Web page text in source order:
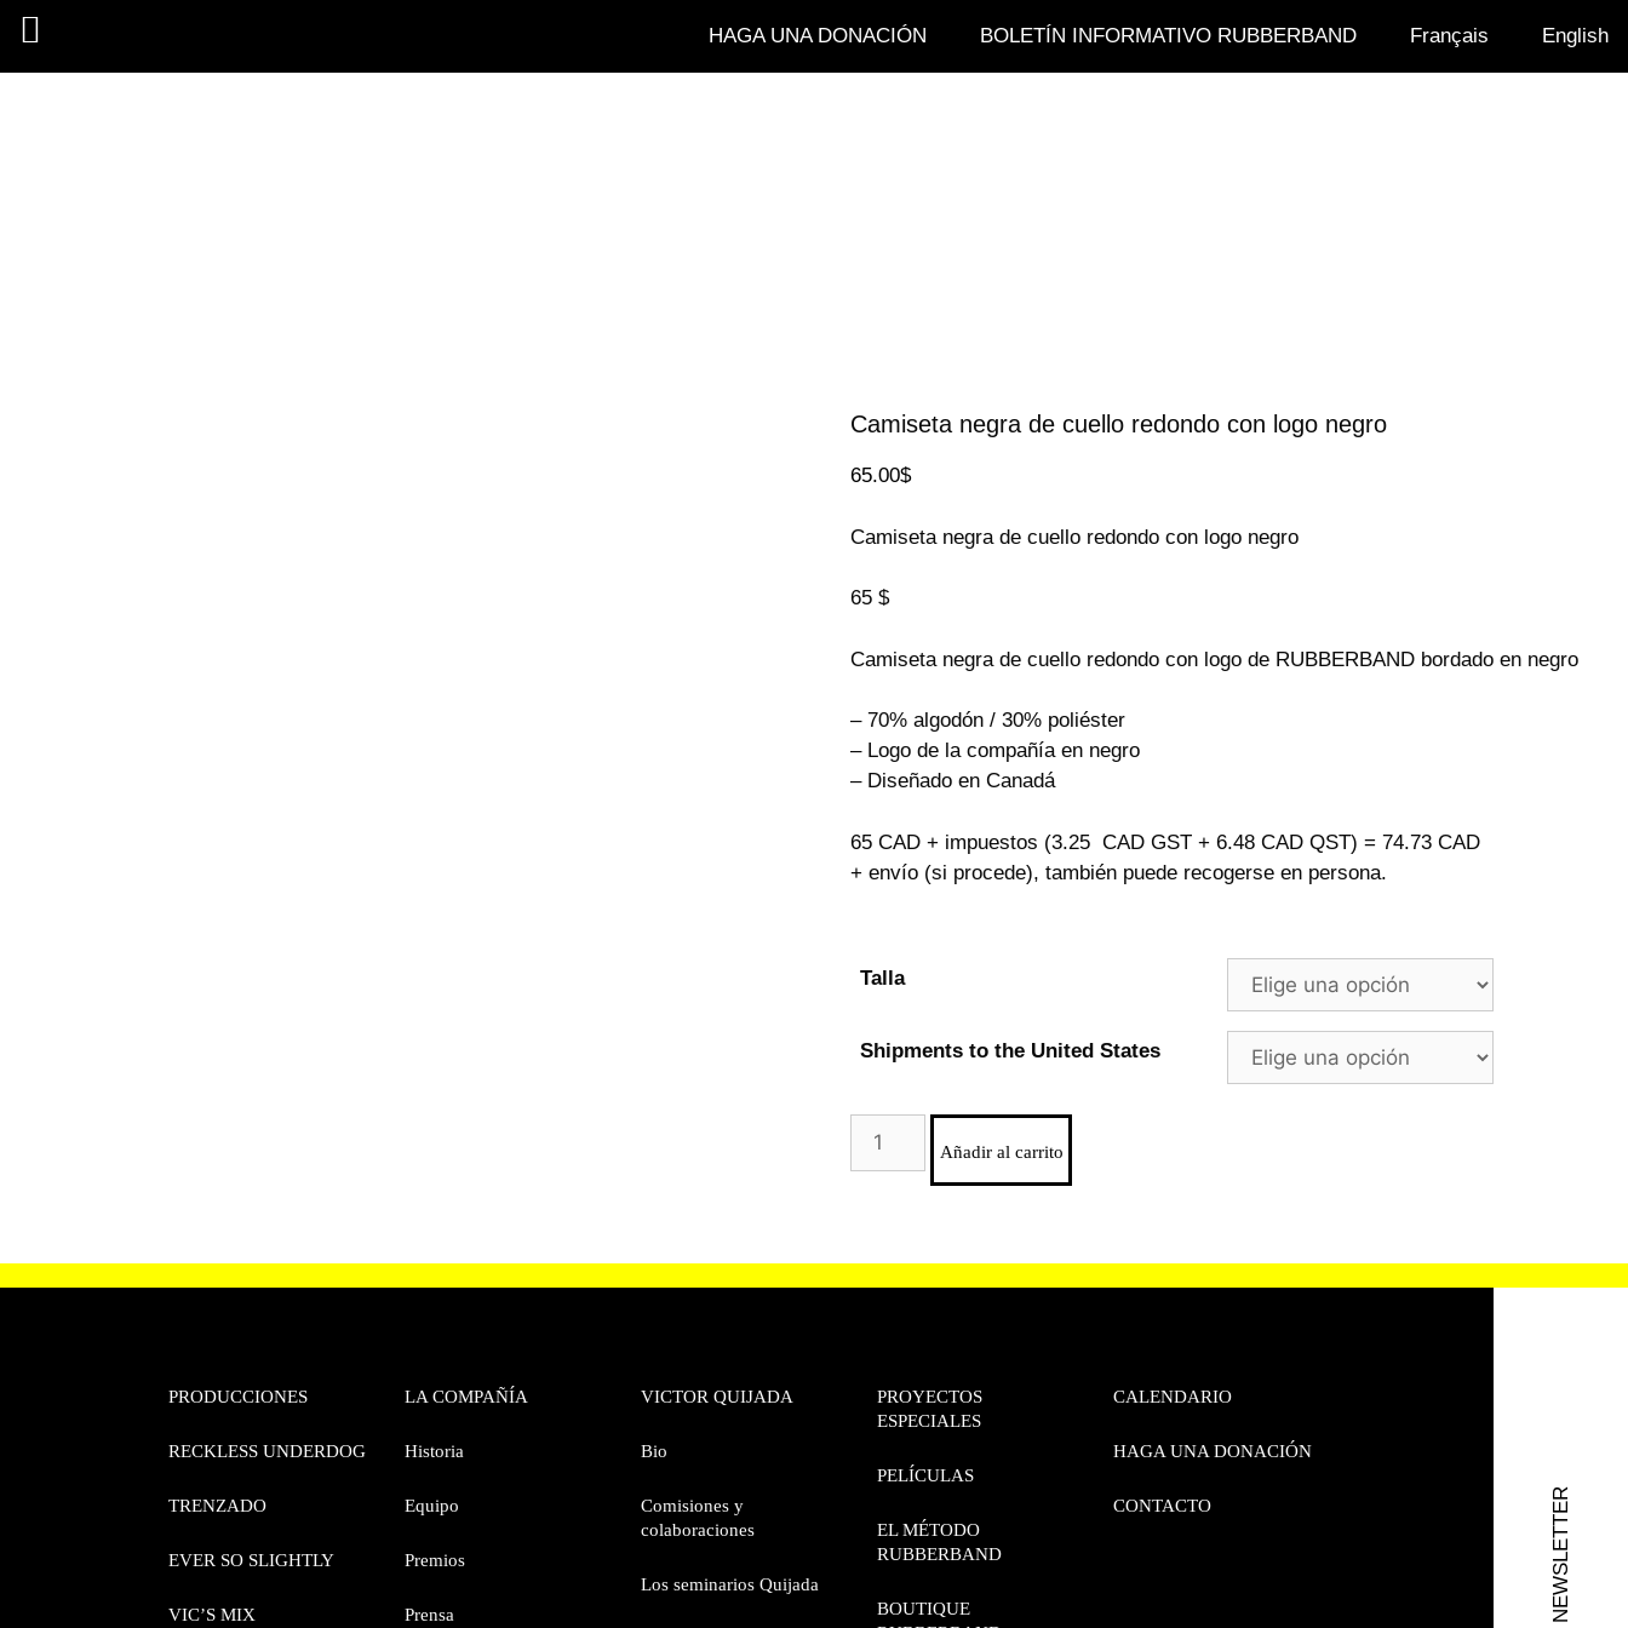
HAGA UNA DONACIÓN BOLETÍN INFORMATIVO RUBBERBAND Français English
Camiseta negra de cuello redondo con logo negro
65.00$
Camiseta negra de cuello redondo con logo negro
65 $
Camiseta negra de cuello redondo con logo de RUBBERBAND bordado en negro
– 70% algodón / 30% poliéster
– Logo de la compañía en negro
– Diseñado en Canadá
65 CAD + impuestos (3.25 CAD GST + 6.48 CAD QST) = 74.73 CAD
+ envío (si procede), también puede recogerse en persona.
Talla
Shipments to the United States
Añadir al carrito
PRODUCCIONES
RECKLESS UNDERDOG
TRENZADO
EVER SO SLIGHTLY
VIC’S MIX
LA COMPAÑÍA
Historia
Equipo
Premios
Prensa
VICTOR QUIJADA
Bio
Comisiones y
colaboraciones
Los seminarios Quijada
PROYECTOS
ESPECIALES
PELÍCULAS
EL MÉTODO
RUBBERBAND
BOUTIQUE
CALENDARIO
HAGA UNA DONACIÓN
CONTACTO RBDG NEWSLETTER